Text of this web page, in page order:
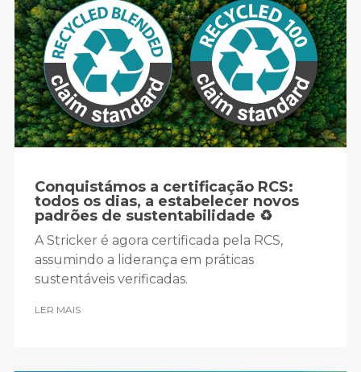
Conquistámos a certificação RCS:
todos os dias, a estabelecer novos
padrões de sustentabilidade ♻️
A Stricker é agora certificada pela RCS,
assumindo a liderança em práticas
sustentáveis verificadas.
LER MAIS